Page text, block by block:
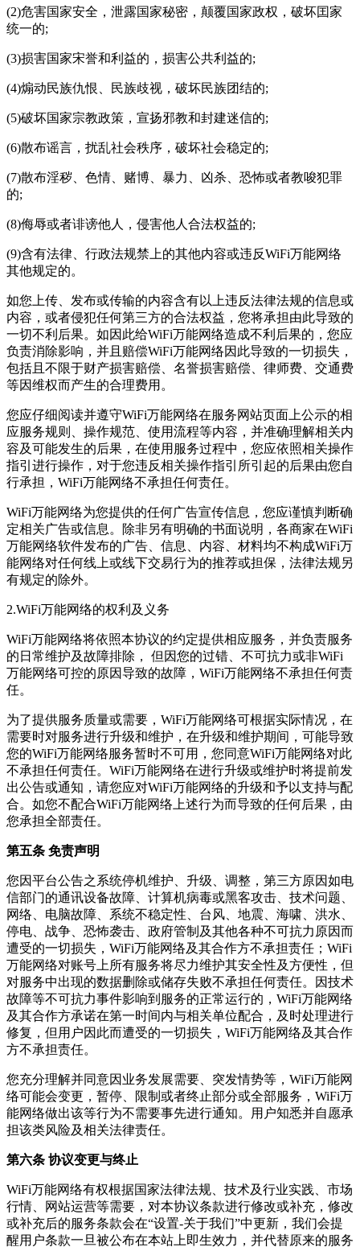
(2)危害国家安全，泄露国家秘密，颠覆国家政权，破坏囯家
统一的;
(3)损害国家宋誉和利益的，损害公共利益的;
(4)煽动民族仇恨、民族歧视，破坏民族团结的;
(5)破坏国家宗教政策，宣扬邪教和封建迷信的;
(6)散布谣言，扰乱社会秩序，破坏社会稳定的;
(7)散布淫秽、色情、赌博、暴力、凶杀、恐怖或者教唆犯罪
的;
(8)侮辱或者诽谤他人，侵害他人合法权益的;
(9)含有法律、行政法规禁上的其他内容或违反WiFi万能网络
其他规定的。
如您上传、发布或传输的内容含有以上违反法律法规的信息或
内容，或者侵犯任何第三方的合法权益，您将承担由此导致的
一切不利后果。如因此给WiFi万能网络造成不利后果的，您应
负责消除影响，并且赔偿WiFi万能网络因此导致的一切损失，
包括且不限于财产损害赔偿、名誉损害赔偿、律师费、交通费
等因维权而产生的合理费用。
您应仔细阅读并遵守WiFi万能网络在服务网站页面上公示的相
应服务规则、操作规范、使用流程等内容，并准确理解相关内
容及可能发生的后果，在使用服务过程中，您应依照相关操作
指引进行操作，对于您违反相关操作指引所引起的后果由您自
行承担，WiFi万能网络不承担任何责任。
WiFi万能网络为您提供的任何广告宣传信息，您应谨慎判断确
定相关广告或信息。除非另有明确的书面说明，各商家在WiFi
万能网络软件发布的广告、信息、内容、材料均不构成WiFi万
能网络对任何线上或线下交易行为的推荐或担保，法律法规另
有规定的除外。
2.WiFi万能网络的权利及义务
WiFi万能网络将依照本协议的约定提供相应服务，并负责服务
的日常维护及故障排除， 但因您的过错、不可抗力或非WiFi
万能网络可控的原因导致的故障，WiFi万能网络不承担任何责
任。
为了提供服务质量或需要，WiFi万能网络可根据实际情况，在
需要时对服务进行升级和维护，在升级和维护期间，可能导致
您的WiFi万能网络服务暂时不可用，您同意WiFi万能网络对此
不承担任何责任。WiFi万能网络在进行升级或维护时将提前发
出公告或通知，请您应对WiFi万能网络的升级和予以支持与配
合。如您不配合WiFi万能网络上述行为而导致的任何后果，由
您承担全部责任。
第五条 免责声明
您因平台公告之系统停机维护、升级、调整，第三方原因如电
信部门的通讯设备故障、计算机病毒或黑客攻击、技术问题、
网络、电脑故障、系统不稳定性、台风、地震、海啸、洪水、
停电、战争、恐怖袭击、政府管制及其他各种不可抗力原因而
遭受的一切损失，WiFi万能网络及其合作方不承担责任；WiFi
万能网络对账号上所有服务将尽力维护其安全性及方便性，但
对服务中出现的数据删除或储存失败不承担任何责任。因技术
故障等不可抗力事件影响到服务的正常运行的，WiFi万能网络
及其合作方承诺在第一时间内与相关单位配合，及时处理进行
修复，但用户因此而遭受的一切损失，WiFi万能网络及其合作
方不承担责任。
您充分理解并同意因业务发展需要、突发情势等，WiFi万能网
络可能会变更，暂停、限制或者终止部分或全部服务，WiFi万
能网络做出该等行为不需要事先进行通知。用户知悉并自愿承
担该类风险及相关法律责任。
第六条 协议变更与终止
WiFi万能网络有权根据国家法律法规、技术及行业实践、市场
行情、网站运营等需要，对本协议条款进行修改或补充，修改
或补充后的服务条款会在“设置-关于我们”中更新，我们会提
醒用户条款一旦被公布在本站上即生效力，并代替原来的服务